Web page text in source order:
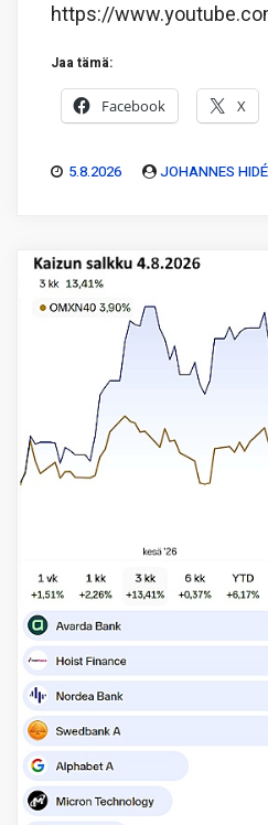
https://
Jaa tämä:
Facebook X
5.8.2026 JOHANNES